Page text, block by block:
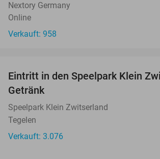
Nextory Germany
Online
Verkauft: 958
Eintritt in den Speelpark Klein
Getränk
Speelpark Klein Zwitserland
Tegelen
Verkauft: 3.076